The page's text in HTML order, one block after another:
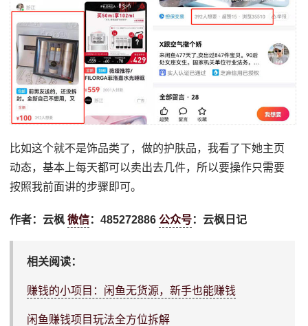
比如这个就不是饰品类了，做的护肤品，我看了下她主页
动态，基本上每天都可以卖出去几件，所以要操作只需要
按照我前面讲的步骤即可。
作者：云枫微信：485272886公众号：云枫日记
相关阅读：
赚钱的小项目：闲鱼无货源，新手也能赚钱
闲鱼赚钱项目玩法全方位拆解